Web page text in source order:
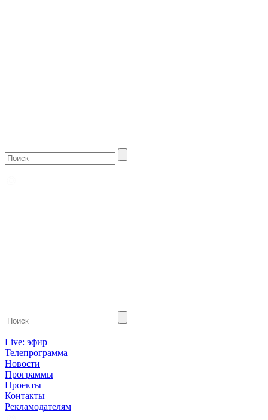
Live: эфир
Телепрограмма
Новости
Программы
Проекты
Контакты
Рекламодателям